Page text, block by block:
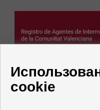
cookie